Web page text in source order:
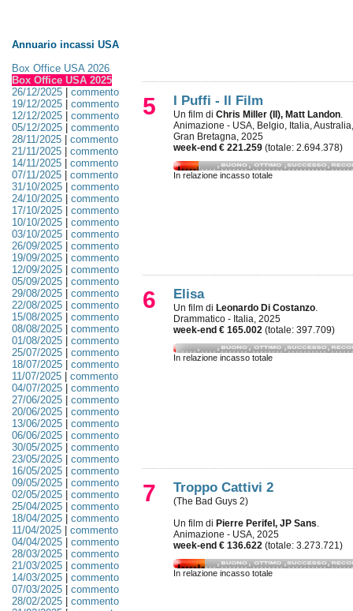
Annuario incassi USA
Box Office USA 2026
Box Office USA 2025
26/12/2025| commento
19/12/2025| commento
12/12/2025| commento
05/12/2025| commento
28/11/2025| commento
21/11/2025| commento
14/11/2025| commento
07/11/2025| commento
31/10/2025| commento
24/10/2025| commento
17/10/2025| commento
10/10/2025| commento
03/10/2025| commento
26/09/2025| commento
19/09/2025| commento
12/09/2025| commento
05/09/2025| commento
29/08/2025| commento
22/08/2025| commento
15/08/2025| commento
08/08/2025| commento
01/08/2025| commento
25/07/2025| commento
18/07/2025| commento
11/07/2025| commento
04/07/2025| commento
27/06/2025| commento
20/06/2025| commento
13/06/2025| commento
06/06/2025| commento
30/05/2025| commento
23/05/2025| commento
16/05/2025| commento
09/05/2025| commento
02/05/2025| commento
25/04/2025| commento
18/04/2025| commento
11/04/2025| commento
04/04/2025| commento
28/03/2025| commento
21/03/2025| commento
14/03/2025| commento
07/03/2025| commento
28/02/2025| commento
5 I Puffi - Il Film
Un film diChris Miller (II), Matt Landon.
Animazione - USA, Belgio, Italia,
Gran Bretagna, 2025
week-end € 221.259 (totale: 2.694.378)
In relazione incasso totale
6 Elisa
Un film di Leonardo Di Costanzo.
Drammatico - Italia, 2025
week-end € 165.002 (totale: 397.709)
In relazione incasso totale
7 Troppo Cattivi 2
(The Bad Guys 2)
Un film di Pierre Perifel, JP Sans.
Animazione - USA, 2025
week-end € 136.622 (totale: 3.273.721)
In relazione incasso totale